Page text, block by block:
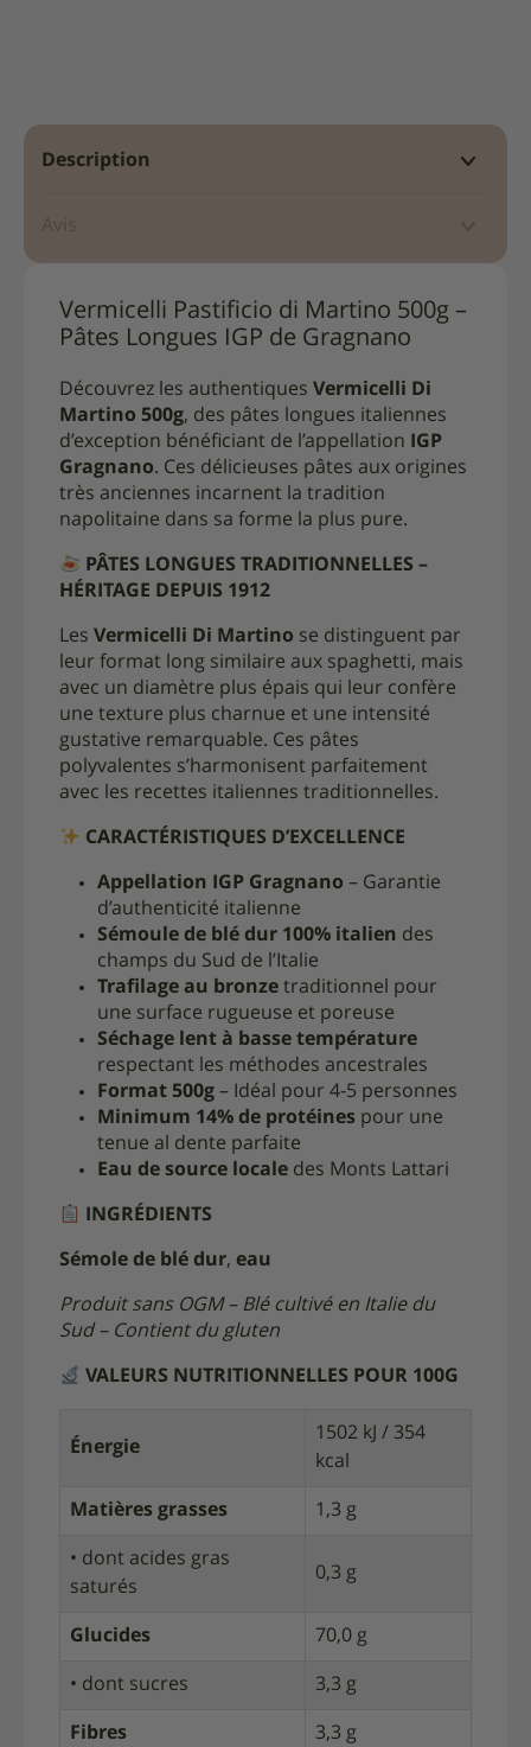
Description
Vermicelli Pastificio di Martino 500g –
Pâtes Longues IGP de Gragnano
Découvrez les authentiques Vermicelli Di
Martino 500g, des pâtes longues italiennes
d’exception bénéficiant de l’appellation IGP
Gragnano. Ces délicieuses pâtes aux origines
très anciennes incarnent la tradition
napolitaine dans sa forme la plus pure.
PÂTES LONGUES TRADITIONNELLES –
HÉRITAGE DEPUIS 1912
Les Vermicelli Di Martino se distinguent par
leur format long similaire aux spaghetti, mais
avec un diamètre plus épais qui leur confère
une texture plus charnue et une intensité
gustative remarquable. Ces pâtes
polyvalentes s’harmonisent parfaitement
avec les recettes italiennes traditionnelles.
CARACTÉRISTIQUES D’EXCELLENCE
Appellation IGP Gragnano – Garantie
d’authenticité italienne
Sémoule de blé dur 100% italien des
champs du Sud de l’Italie
Trafilage au bronze traditionnel pour
une surface rugueuse et poreuse
Séchage lent à basse température
respectant les méthodes ancestrales
Format 500g – Idéal pour 4-5 personnes
Minimum 14% de protéines pour une
tenue al dente parfaite
Eau de source locale des Monts Lattari
INGRÉDIENTS
Sémole de blé dur, eau
Produit sans OGM – Blé cultivé en Italie du
Sud – Contient du gluten
VALEURS NUTRITIONNELLES POUR 100G
Énergie
1502 kJ / 354
kcal
Matières grasses 1,3 g
• dont acides gras
saturés
0,3 g
Glucides 70,0 g
• dont sucres 3,3 g
Fibres 3,3 g